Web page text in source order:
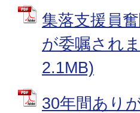
集落支援員
が委嘱され
2.1MB)
30年間あり